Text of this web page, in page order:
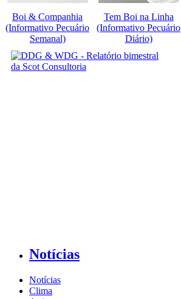
Boi & Companhia
(Informativo Pecuário
Semanal)
Tem Boi na Linha
(Informativo Pecuário
Diário)
Notícias
Notícias
Clima